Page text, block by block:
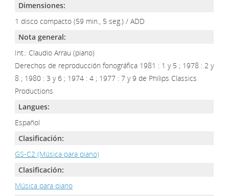
Dimensiones:
1 disco compacto (59 min., 5 seg.) / ADD
Nota general:
Int.: Claudio Arrau (piano)
Derechos de reproducción fonográfica 1981 : 1 y 5 ; 1978 : 2 y
8 ; 1980 : 3 y 6 ; 1974 : 4 ; 1977 : 7 y 9 de Philips Classics
Productions
Langues:
Español
Clasificación:
GS-C2 (Música para piano)
Clasificación:
Música para piano